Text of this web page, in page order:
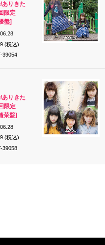
ありきた
限定
盤]
(税込)
39054
ありきた
限定
菜盤]
(税込)
39058